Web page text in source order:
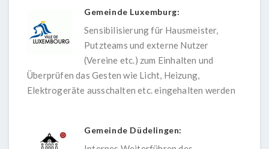
Gemeinde Luxemburg:
Sensibilisierung für Hausmeister,
Putzteams und externe Nutzer
(Vereine etc.) zum Einhalten und
Überprüfen das Gesten wie Licht, Heizung,
Elektrogeräte ausschalten etc. eingehalten werden
Gemeinde Düdelingen: